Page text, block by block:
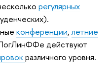
регулярных
конференции,летние
действуют
различного уровня.